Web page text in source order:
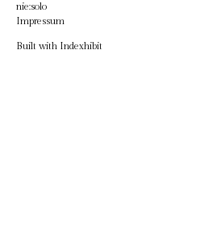
nie:solo
Impressum
Built with Indexhibit